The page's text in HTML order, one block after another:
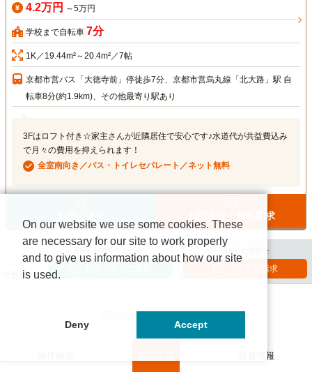
4.2万円 ～5万円
学校まで自転車 7分
1K／19.44m²～20.4m²／7帖
京都市営バス「大徳寺前」停徒歩7分、京都市営烏丸線「北大路」駅 自
転車8分(約1.9km)、その他最寄り駅あり
3Fはロフト付き☆家主さんが近隣居住で安心です♪水道代が共益費込み
で月々の費用を抑えられます！
全室南向き／バス・トイレセパレート／ネット無料
お問合せ・資料請求
全選択
追加した物件を
一括資料請求
前の20件 次の20件
新着情報
On our website we use some cookies. These
are necessary for our site to work properly
and to give us information about how our site
is used.
Deny Accept